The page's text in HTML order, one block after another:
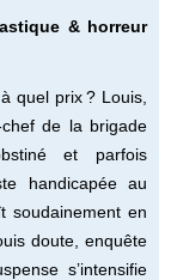
& horreur
quel prix ? Louis,
chef de la brigade
et parfois
handicapée au
soudainement en
doute, enquête
s’intensifie